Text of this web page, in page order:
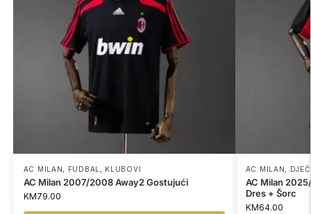
AC MILAN FUDBAL KLUBOVI
AC Milan 2007/2008 Away2 Gostujući
KM79.00
AC MILAN
AC Milan
Dres + Šorc
KM64.00